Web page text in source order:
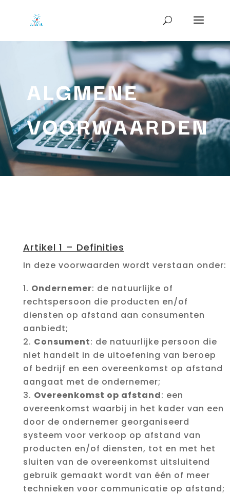
ALGMENE
VOORWAARDEN
Artikel 1 – Definities
In deze voorwaarden wordt verstaan onder:
Ondernemer: de natuurlijke of
rechtspersoon die producten en/of
diensten op afstand aan consumenten
aanbiedt;
Consument: de natuurlijke persoon die
niet handelt in de uitoefening van beroep
of bedrijf en een overeenkomst op afstand
aangaat met de ondernemer;
Overeenkomst op afstand: een
overeenkomst waarbij in het kader van een
door de ondernemer georganiseerd
systeem voor verkoop op afstand van
producten en/of diensten, tot en met het
sluiten van de overeenkomst uitsluitend
gebruik gemaakt wordt van één of meer
technieken voor communicatie op afstand;